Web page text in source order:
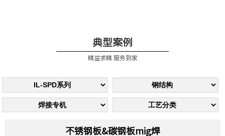
典型案例
精益求精 服务到家
不锈钢板&碳钢板mig焊